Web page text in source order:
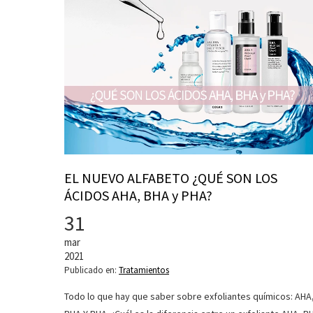
EL NUEVO ALFABETO ¿QUÉ SON LOS
ÁCIDOS AHA, BHA y PHA?
31
mar
2021
Publicado en: Tratamientos
Todo lo que hay que saber sobre exfoliantes químicos: